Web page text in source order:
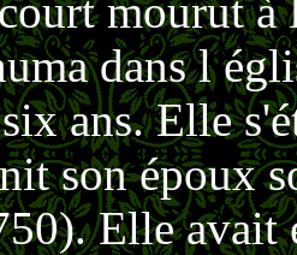
mourut à
dans l
ans. Elle
son époux
Elle avait